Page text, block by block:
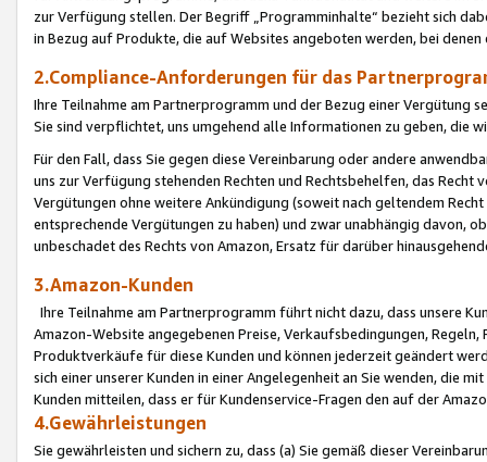
zur Verfügung stellen. Der Begriff „Programminhalte“ bezieht sich
in Bezug auf Produkte, die auf Websites angeboten werden, bei
2.Compliance-Anforderungen für das
Ihre Teilnahme am Partnerprogramm und der Bezug einer Vergütung
Sie sind verpflichtet, uns umgehend alle Informationen zu geben, die
Für den Fall, dass Sie gegen diese Vereinbarung oder andere
uns zur Verfügung stehenden Rechten und Rechtsbehelfen, das
Vergütungen ohne weitere Ankündigung (soweit nach geltendem
entsprechende Vergütungen zu haben) und zwar unabhängig davon,
unbeschadet des Rechts von Amazon, Ersatz für darüber
3.Amazon-Kunden
Ihre Teilnahme am Partnerprogramm führt nicht dazu, dass unsere
Amazon-Website angegebenen Preise, Verkaufsbedingungen,
Produktverkäufe für diese Kunden und können jederzeit geändert
sich einer unserer Kunden in einer Angelegenheit an Sie wenden, die
Kunden mitteilen, dass er für Kundenservice-Fragen den auf der
4.Gewährleistungen
Sie gewährleisten und sichern zu, dass (a) Sie gemäß dieser